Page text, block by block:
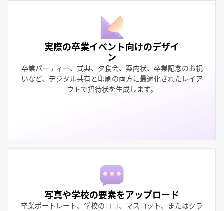
実際の卒業イベント向けのデザイ
ン
卒業パーティー、式典、夕食会、案内状、卒業記念のお祝
いなど、デジタル共有と印刷の両方に最適化されたレイア
ウトで招待状を生成します。
写真や学校の要素をアップロード
卒業ポートレート、学校のロゴ、マスコット、またはクラ